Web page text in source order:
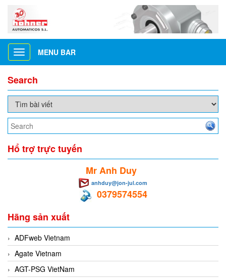
Toggle
navigation
MENU BAR
Search
Hổ trợ trực tuyến
Mr Anh Duy
anhduy@jon-jul.com
0379574554
Hãng sản xuất
ADFweb Vietnam
Agate Vietnam
AGT-PSG VietNam